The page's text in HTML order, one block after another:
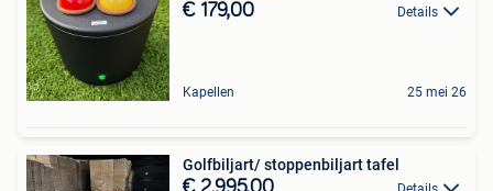
€ 179,00 Details
Kapellen 25 mei 26
Golfbiljart/ stoppenbiljart tafel